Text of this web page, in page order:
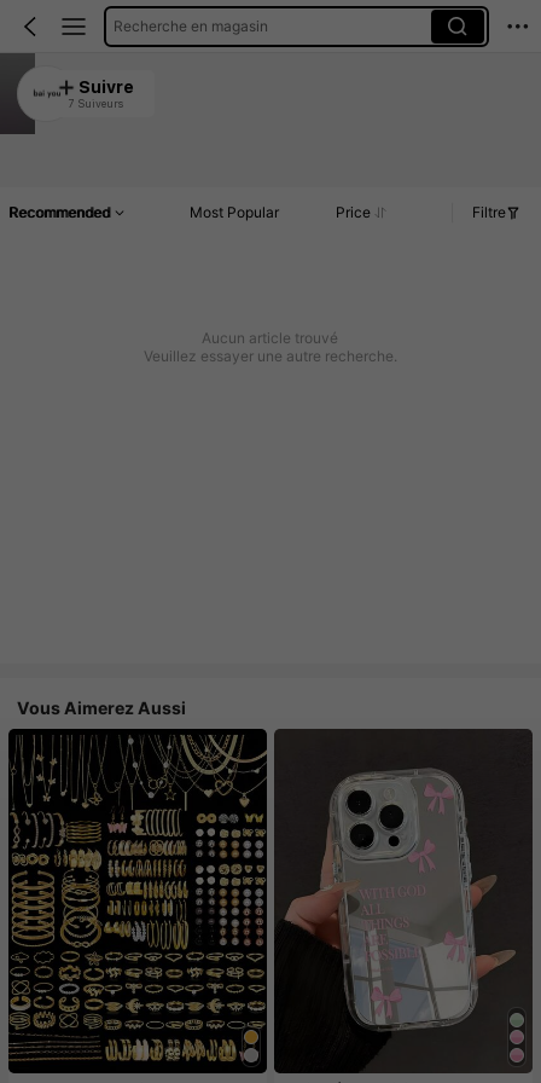
Recherche en magasin
bai you
4.92
Suivre
7 Suiveurs
Recommended Most Popular Price Filtre
Aucun article trouvé
Veuillez essayer une autre recherche.
Vous Aimerez Aussi